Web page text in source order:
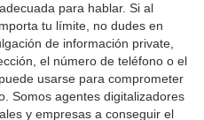
para hablar. Si al
tu límite, no dudes en
de información private,
el número de teléfono o el
usarse para comprometer
Somos agentes digitalizadores
y empresas a conseguir el